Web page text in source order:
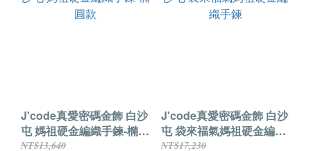
J'code真愛密碼金飾 白沙
屯 媽祖硬金編織手鍊-橢圓
款
NT$13,640
J'code真愛密碼金飾 白沙
屯 袋來福氣媽祖硬金編織
手鍊
NT$17,230